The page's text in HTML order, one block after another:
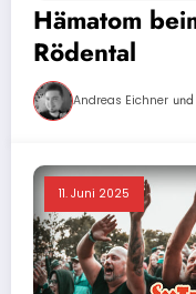
Hämatom
Rödental
Andreas Eichner und
11. Juni 2025